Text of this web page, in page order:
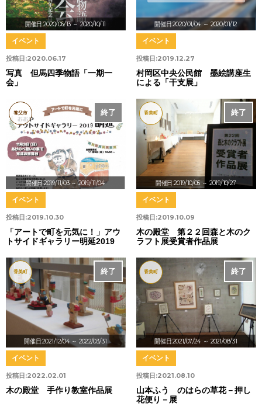
開催日:2020/06/13～ 2020/10/11
投稿日:2020.06.17
イベント
写真 但馬四季物語「一期一
会」
開催日:2020/01/04 ～ 2020/01/12
投稿日:2019.12.27
イベント
村岡区中央公民館 墨絵講座生
による「干支展」
開催日:2019/11/03 ～ 2019/11/04
終了
養父市
投稿日:2019.10.30
イベント
「アートで町を元気に！」アウ
トサイドギャラリー明延2019
開催日:2019/10/05～ 2019/10/27
終了
香美町
投稿日:2019.10.09
イベント
木の殿堂 第２２回森と木のク
ラフト展受賞者作品展
開催日:2021/12/04 ～ 2022/03/31
終了
香美町
投稿日:2022.02.01
イベント
木の殿堂 手作り教室作品展
開催日:2021/07/24 ～ 2021/08/31
終了
香美町
投稿日:2021.08.10
イベント
山本ふう のはらの草花－押し
花便り－展